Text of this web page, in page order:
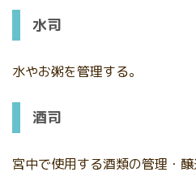
水司
水やお粥を管理する。
酒司
宮中で使用する酒類の管理・醸